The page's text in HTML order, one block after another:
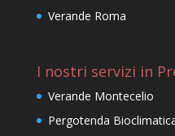
Verande Roma
I nostri servizi in
Verande Montecelio
Pergotenda